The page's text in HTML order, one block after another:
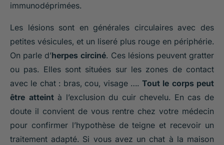
immunodéprimées.
Les lésions sont en générales circulaires avec des
petites vésicules, et un liseré plus rouge en périphérie.
On parle d’herpes circiné. Ces lésions peuvent gratter
ou pas. Elles sont situées sur les zones de contact
avec le chat : bras, cou, visage …. Tout le corps peut
être atteintà l’exclusion du cuir chevelu. En cas de
doute il convient de vous rentre chez votre médecin
pour confirmer l’hypothèse de teigne et recevoir un
traitement adapté. Si vous avez un chat à la maison